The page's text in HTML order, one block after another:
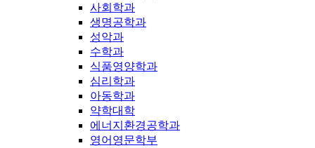
사회학과
생명공학과
성악과
수학과
식품영양학과
심리학과
아동학과
약학대학
에너지환경공학과
영어영문학부